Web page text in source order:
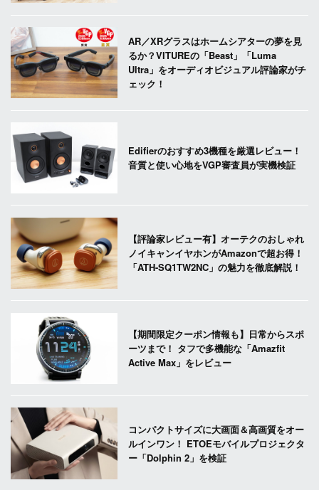
AR／XRグラスはホームシアターの夢を見
るか？VITUREの「Beast」「Luma
Ultra」をオーディオビジュアル評論家がチ
ェック！
Edifierのおすすめ3機種を厳選レビュー！
音質と使い心地をVGP審査員が実機検証
【評論家レビュー有】オーテクのおしゃれ
ノイキャンイヤホンがAmazonで超お得！
「ATH-SQ1TW2NC」の魅力を徹底解説！
【期間限定クーポン情報も】日常からスポ
ーツまで！ タフで多機能な「Amazfit
Active Max」をレビュー
コンパクトサイズに大画面＆高画質をオー
ルインワン！ ETOEモバイルプロジェクタ
ー「Dolphin 2」を検証